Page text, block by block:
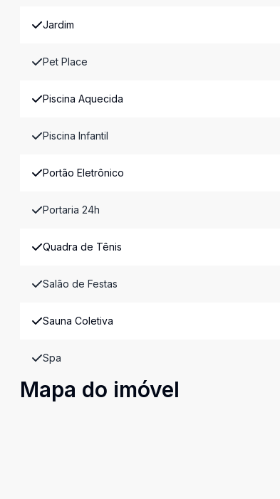
Jardim
Pet Place
Piscina Aquecida
Piscina Infantil
Portão Eletrônico
Portaria 24h
Quadra de Tênis
Salão de Festas
Sauna Coletiva
Spa
Mapa do imóvel